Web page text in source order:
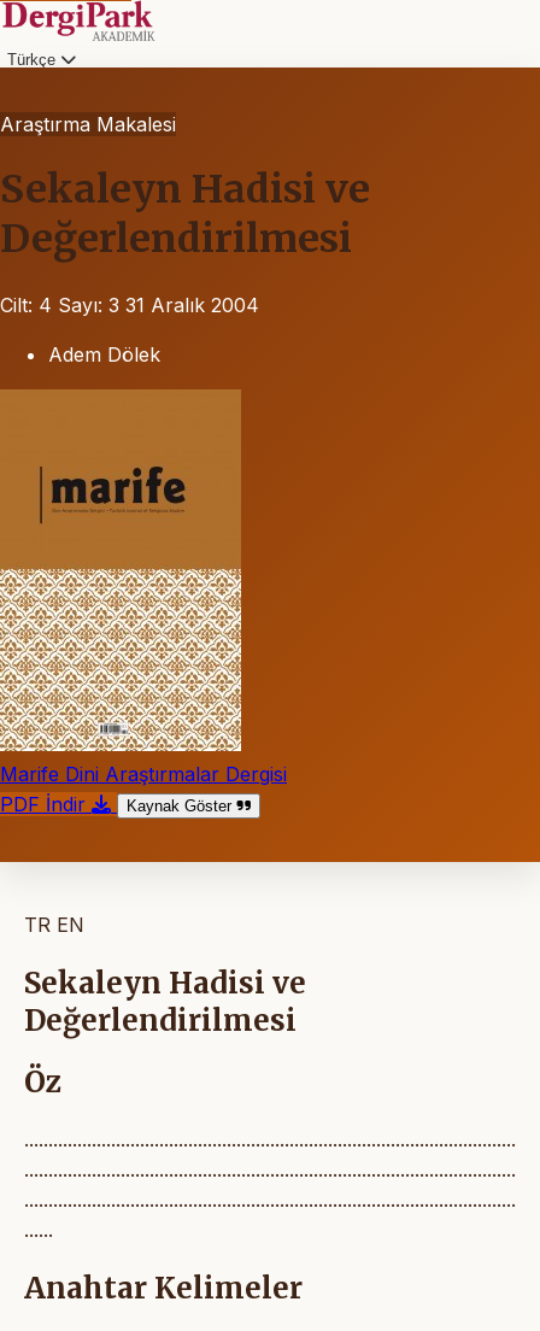
Türkçe
Araştırma Makalesi
Sekaleyn Hadisi ve
Değerlendirilmesi
Cilt: 4 Sayı: 3 31 Aralık 2004
Adem Dölek
Marife Dini Araştırmalar Dergisi
PDF İndir
Kaynak Göster
TR EN
Sekaleyn Hadisi ve
Değerlendirilmesi
Öz
......................................................................................................
......................................................................................................
......................................................................................................
......
Anahtar Kelimeler